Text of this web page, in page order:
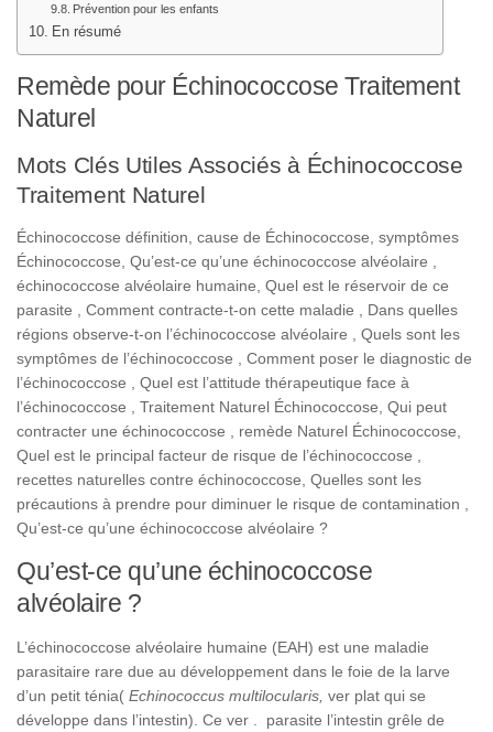
Prévention pour les enfants
En résumé
Remède pour Échinococcose Traitement
Naturel
Mots Clés Utiles Associés à Échinococcose
Traitement Naturel
Échinococcose définition, cause de Échinococcose, symptômes
Échinococcose, Qu’est-ce qu’une échinococcose alvéolaire ,
échinococcose alvéolaire humaine, Quel est le réservoir de ce
parasite , Comment contracte-t-on cette maladie , Dans quelles
régions observe-t-on l’échinococcose alvéolaire , Quels sont les
symptômes de l’échinococcose , Comment poser le diagnostic de
l’échinococcose , Quel est l’attitude thérapeutique face à
l’échinococcose , Traitement Naturel Échinococcose, Qui peut
contracter une échinococcose , remède Naturel Échinococcose,
Quel est le principal facteur de risque de l’échinococcose ,
recettes naturelles contre échinococcose, Quelles sont les
précautions à prendre pour diminuer le risque de contamination ,
Qu’est-ce qu’une échinococcose alvéolaire ?
Qu’est-ce qu’une échinococcose
alvéolaire ?
L’échinococcose alvéolaire humaine (EAH) est une maladie
parasitaire rare due au développement dans le foie de la larve
d’un petit ténia( Echinococcus multilocularis, ver plat qui se
développe dans l’intestin). Ce ver . parasite l’intestin grêle de